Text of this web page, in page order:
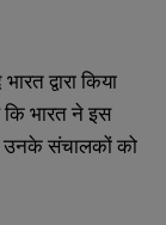
द्वारा किया
कि भारत ने इस
संचालकों को